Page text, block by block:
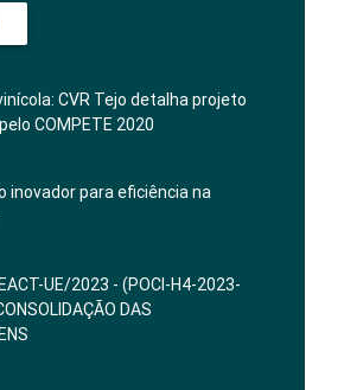
CVR Tejo detalha projeto
COMPETE 2020
inovador para eficiência na
UE/2023 - (POCI-H4-2023-
DAS